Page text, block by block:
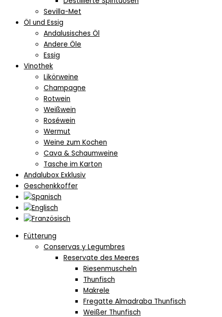
Sevilla-Met
Öl und Essig
Andalusisches Öl
Andere Öle
Essig
Vinothek
Likörweine
Champagne
Rotwein
Weißwein
Roséwein
Wermut
Weine zum Kochen
Cava & Schaumweine
Tasche im Karton
Andalubox Exklusiv
Geschenkkoffer
Fütterung
Conservas y Legumbres
Reservate des Meeres
Riesenmuscheln
Thunfisch
Makrele
Fregatte Almadraba Thunfisch
Weißer Thunfisch